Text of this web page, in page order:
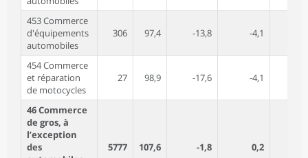
453 Commerce
d'équipements
automobiles
306 97,4 -13,8 -4,1
454 Commerce
et réparation
de motocycles
27 98,9 -17,6 -4,1
46 Commerce
de gros, à
l’exception
des
5777 107,6 -1,8 0,2